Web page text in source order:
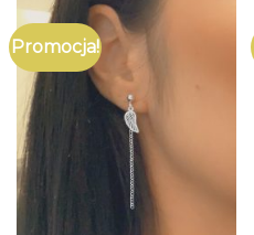
Promocja!